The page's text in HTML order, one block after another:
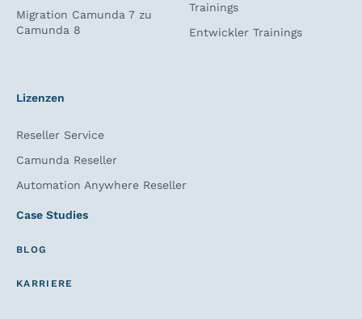
Migration Camunda 7 zu
Camunda 8
Trainings
Entwickler Trainings
Lizenzen
Reseller Service
Camunda Reseller
Automation Anywhere Reseller
Case Studies
BLOG
KARRIERE